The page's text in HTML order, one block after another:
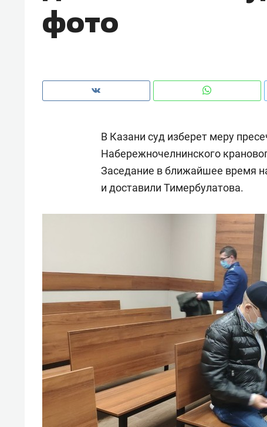
фото
В Казани суд изберет меру
Набережночелнинского
Заседание в ближайшее время
и доставили Тимербулатова.
Рекомендуем
150
ID